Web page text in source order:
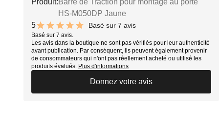
Produit: Barre de Traction pour montage au porte
HS-M050DP Jaune
5
10 out of 10 stars
Basé sur 7 avis
Basé sur 7 avis.
Les avis dans la boutique ne sont pas vérifiés pour leur authenticité
avant publication. Par conséquent, ils peuvent également provenir
de consommateurs qui n'ont pas réellement acheté ou utilisé les
produits évalués. Plus d'informations
Donnez votre avis